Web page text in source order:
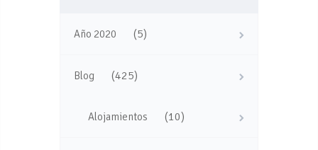
Año 2020 (5)
Blog (425)
Alojamientos (10)